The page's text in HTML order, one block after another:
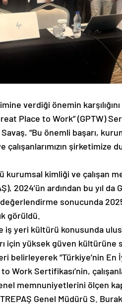
verdiği önemin
Place to Work” (GPTW)
“Bu önemli başarı,
çalışanlarımızın
kimliği ve çalışan
2024’ün ardından bu yıl
sonucunda 2025
görüldü.
iş yeri kültürü konusunda
için yüksek güven
belirleyerek “Türkiye’nin
Work Sertifikası’nin,
memnuniyetlerini ölçen
Genel Müdürü S.